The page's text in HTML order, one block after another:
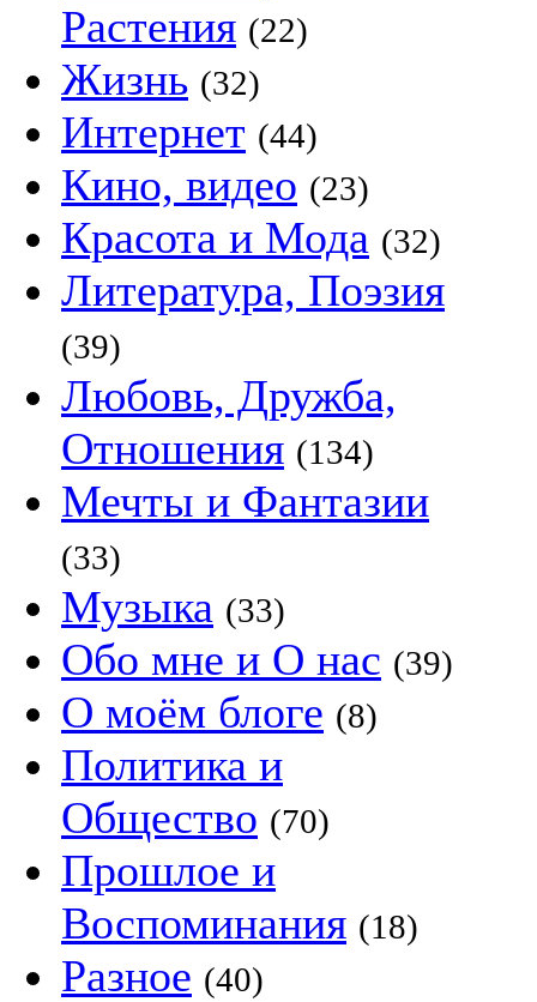
Растения (22)
Жизнь (32)
Интернет (44)
Кино, видео (23)
Красота и Мода (32)
Литература, Поэзия
(39)
Любовь, Дружба,
Отношения (134)
Мечты и Фантазии
(33)
Музыка (33)
Обо мне и О нас (39)
О моём блоге (8)
Политика и
Общество (70)
Прошлое и
Воспоминания (18)
Разное (40)